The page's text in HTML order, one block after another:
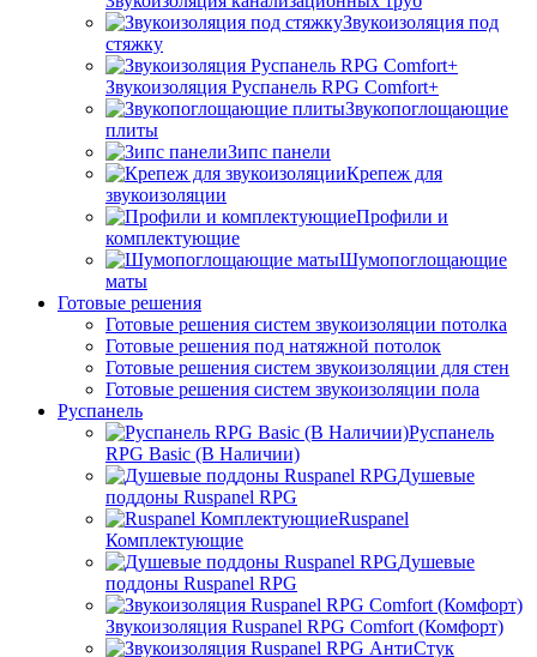
Звукоизоляция под
стяжку
Звукоизоляция Руспанель RPG Comfort+
Звукопоглощающие
плиты
Зипс панели
Крепеж для
звукоизоляции
Профили и
комплектующие
Шумопоглощающие
маты
Готовые решения
Готовые решения систем звукоизоляции потолка
Готовые решения под натяжной потолок
Готовые решения систем звукоизоляции для стен
Готовые решения систем звукоизоляции пола
Руспанель
Руспанель
RPG Basic (В Наличии)
Душевые
поддоны Ruspanel RPG
Ruspanel
Комплектующие
Душевые
поддоны Ruspanel RPG
Звукоизоляция Ruspanel RPG Comfort (Комфорт)